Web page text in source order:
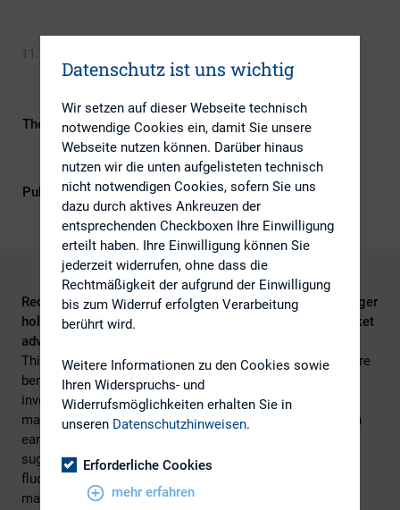
11. August 2016
Themengebiete
Berichterstattung, ESG (inkl.
Nachhaltigkeit & Governance), IR-
Kompetenz
Publikationsform
Externe Publikationen
Recent research demonstrates a connection between larger
holdings from long-term active investors and stock market
advantages.
This latest report investigates the possibility that there are
benefits to companies in attracting a core of long term
investors, such as helping insulate management from
market changes by reducing the share price change when
earnings expectations are adjusted. The report also
suggests that this reduced sensitivity to market
fluctuations should allow management more freedom to
manage the business for the long term and this should
Datenschutz ist uns wichtig
Wir setzen auf dieser Webseite technisch
notwendige Cookies ein, damit Sie unsere
Webseite nutzen können. Darüber hinaus
nutzen wir die unten aufgelisteten technisch
nicht notwendigen Cookies, sofern Sie uns
dazu durch aktives Ankreuzen der
entsprechenden Checkboxen Ihre Einwilligung
erteilt haben. Ihre Einwilligung können Sie
jederzeit widerrufen, ohne dass die
Rechtmäßigkeit der aufgrund der Einwilligung
bis zum Widerruf erfolgten Verarbeitung
berührt wird.
Weitere Informationen zu den Cookies sowie
Ihren Widerspruchs- und
Widerrufsmöglichkeiten erhalten Sie in
unseren Datenschutzhinweisen.
Erforderliche Cookies
mehr erfahren